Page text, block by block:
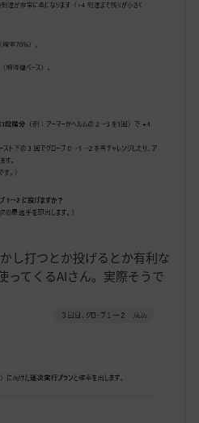
し打つとか投げるとか有利な
ってくるAIさん。実際そうで